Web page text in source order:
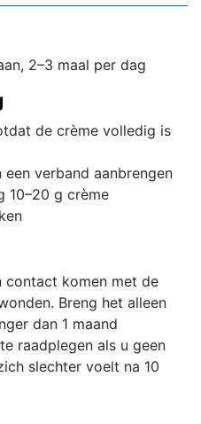
2–3 maal per dag
de crème volledig is
verband aanbrengen
10–20 g crème
contact komen met de
Breng het alleen
dan 1 maand
raadplegen als u geen
slechter voelt na 10